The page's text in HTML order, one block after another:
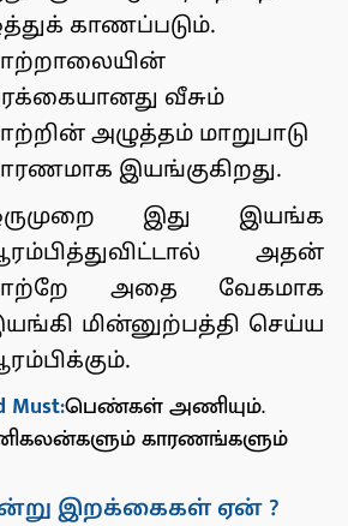
காணப்படும்.
வீசும்
அழுத்தம் மாறுபாடு
இயங்குகிறது.
இது இயங்க
அதன்
அதை வேகமாக
மின்னுற்பத்தி செய்ய
Must:பெண்கள் அணியும்.
காரணங்களும்
இறக்கைகள் ஏன் ?